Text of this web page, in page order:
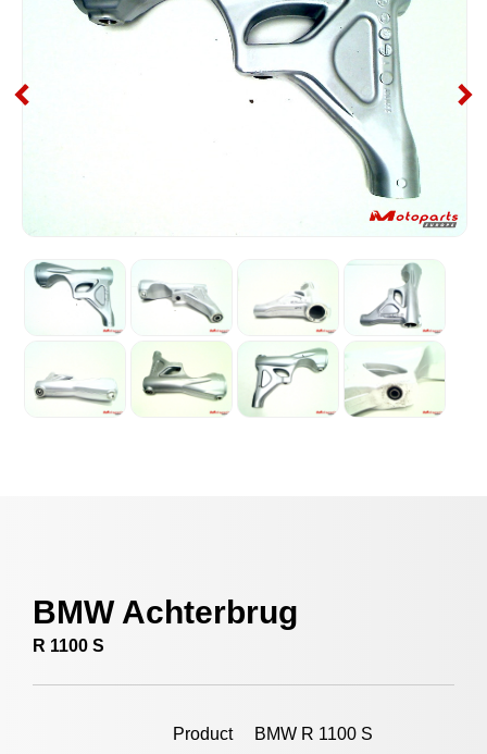
BMW Achterbrug
R 1100 S
Product BMW R 1100 S